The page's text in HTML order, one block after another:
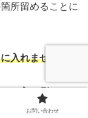
所留めることに
入れません。
、入口側はマジ
お問い合わせ